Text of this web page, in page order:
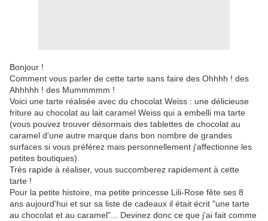
Bonjour !
Comment vous parler de cette tarte sans faire des Ohhhh ! des
Ahhhhh ! des Mummmmm !
Voici une tarte réalisée avec du chocolat Weiss : une délicieuse
friture au chocolat au lait caramel Weiss qui a embelli ma tarte
(vous pouvez trouver désormais des tablettes de chocolat au
caramel d'une autre marque dans bon nombre de grandes
surfaces si vous préférez mais personnellement j'affectionne les
petites boutiques).
Très rapide à réaliser, vous succomberez rapidement à cette
tarte !
Pour la petite histoire, ma petite princesse Lili-Rose fête ses 8
ans aujourd'hui et sur sa liste de cadeaux il était écrit "une tarte
au chocolat et au caramel"... Devinez donc ce que j'ai fait comme